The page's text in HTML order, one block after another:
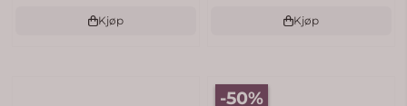
Kjøp Kjøp
-50%